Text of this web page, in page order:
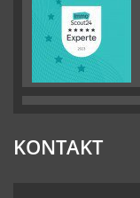
KONTAKT